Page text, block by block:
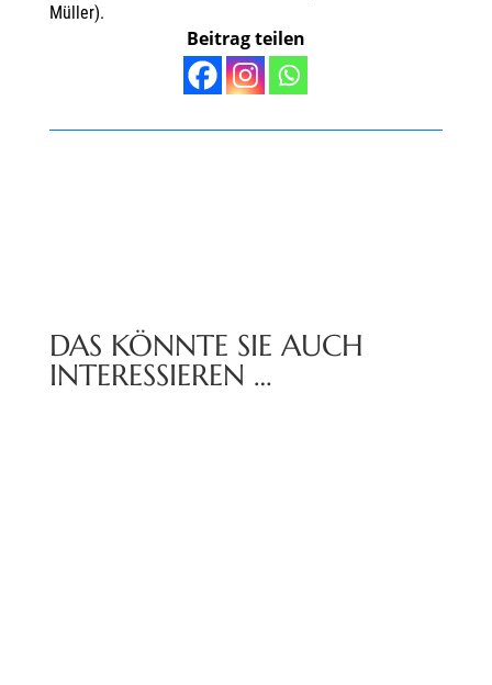
Müller).
Beitrag teilen
DAS KÖNNTE SIE AUCH
INTERESSIEREN …